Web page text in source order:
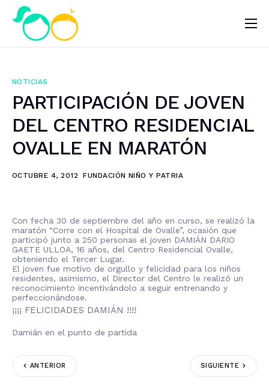
Nosotros
Noticias
¿Quieres ayudar?
NOTICIAS
PARTICIPACIÓN DE JOVEN
DEL CENTRO RESIDENCIAL
OVALLE EN MARATÓN
OCTUBRE 4, 2012 FUNDACIÓN NIÑO Y PATRIA
Con fecha 30 de septiembre del año en curso, se realizó la
maratón “Corre con el Hospital de Ovalle”, ocasión que
participó junto a 250 personas el joven DAMIÁN DARIO
GAETE ULLOA, 16 años, del Centro Residencial Ovalle,
obteniendo el Tercer Lugar.
El joven fue motivo de orgullo y felicidad para los niños
residentes, asimismo, el Director del Centro le realizó un
reconocimiento incentivándolo a seguir entrenando y
perfeccionándose.
¡¡¡¡ FELICIDADES DAMIÁN !!!!
Damián en el punto de partida
ANTERIOR SIGUIENTE